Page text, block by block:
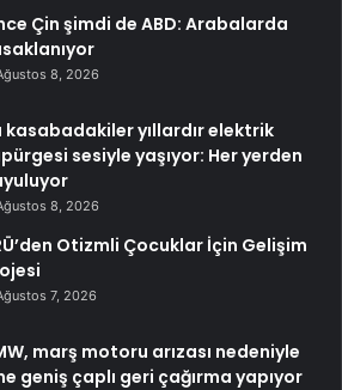
Çin şimdi de ABD: Arabalarda
8, 2026
kasabadakiler yıllardır elektrik
sesiyle yaşıyor: Her yerden
8, 2026
Otizmli Çocuklar İçin Gelişim
7, 2026
marş motoru arızası nedeniyle
geniş çaplı geri çağırma yapıyor